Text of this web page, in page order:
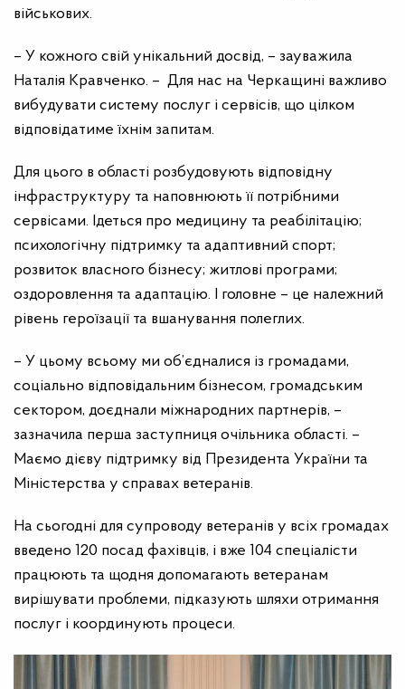
військових.
– У кожного свій унікальний досвід, – зауважила
Наталія Кравченко. – Для нас на Черкащині важливо
вибудувати систему послуг і сервісів, що цілком
відповідатиме їхнім запитам.
Для цього в області розбудовують відповідну
інфраструктуру та наповнюють її потрібними
сервісами. Ідеться про медицину та реабілітацію;
психологічну підтримку та адаптивний спорт;
розвиток власного бізнесу; житлові програми;
оздоровлення та адаптацію. І головне – це належний
рівень героїзації та вшанування полеглих.
– У цьому всьому ми об’єдналися із громадами,
соціально відповідальним бізнесом, громадським
сектором, доєднали міжнародних партнерів, –
зазначила перша заступниця очільника області. –
Маємо дієву підтримку від Президента України та
Міністерства у справах ветеранів.
На сьогодні для супроводу ветеранів у всіх громадах
введено 120 посад фахівців, і вже 104 спеціалісти
працюють та щодня допомагають ветеранам
вирішувати проблеми, підказують шляхи отримання
послуг і координують процеси.